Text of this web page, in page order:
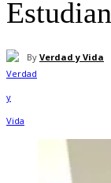
By Verdad y Vida